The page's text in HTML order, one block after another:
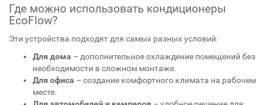
Где можно использовать кондиционеры
EcoFlow?
Эти устройства подходят для самых разных условий:
Для дома – дополнительное охлаждение помещений без
необходимости в сложном монтаже.
Для офиса – создание комфортного климата на рабочем
месте.